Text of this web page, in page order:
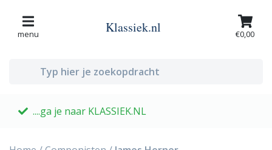
menu Klassiek.nl €0,00
....ga je naar KLASSIEK.NL